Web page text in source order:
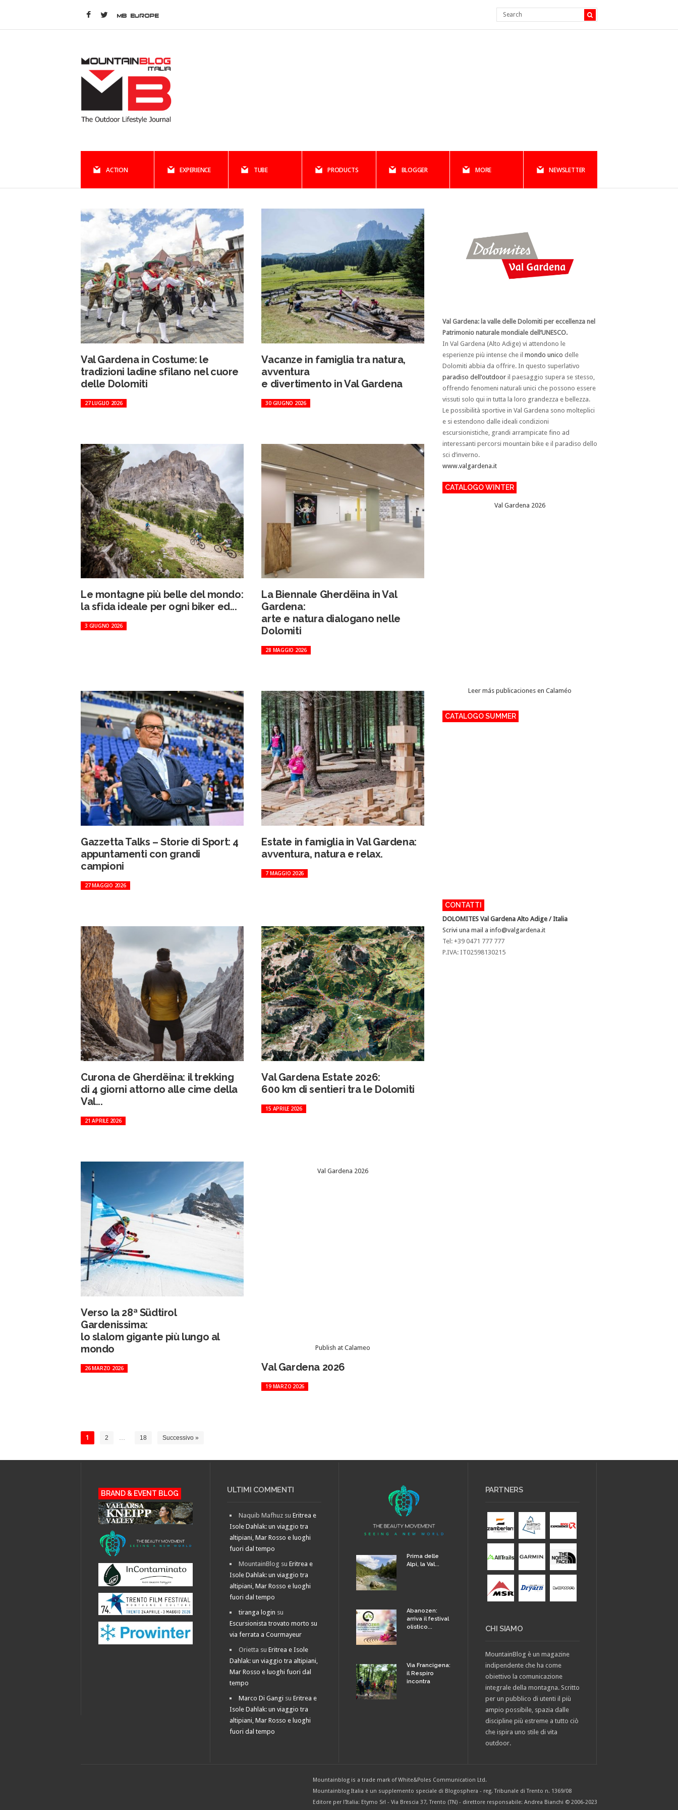
MB EUROPE
ACTION EXPERIENCE TUBE PRODUCTS BLOGGER MORE NEWSLETTER
Val Gardena in Costume: le
tradizioni ladine sfilano nel cuore
delle Dolomiti
27 LUGLIO 2026
Vacanze in famiglia tra natura,
avventura
e divertimento in Val Gardena
30 GIUGNO 2026
Le montagne più belle del mondo:
la sfida ideale per ogni biker ed...
3 GIUGNO 2026
La Biennale Gherdëina in Val
Gardena:
arte e natura dialogano nelle
Dolomiti
28 MAGGIO 2026
Gazzetta Talks – Storie di Sport: 4
appuntamenti con grandi
campioni
27 MAGGIO 2026
Estate in famiglia in Val Gardena:
avventura, natura e relax.
7 MAGGIO 2026
Curona de Gherdëina: il trekking
di 4 giorni attorno alle cime della
Val...
21 APRILE 2026
Val Gardena Estate 2026:
600 km di sentieri tra le Dolomiti
15 APRILE 2026
Verso la 28ª Südtirol
Gardenissima:
lo slalom gigante più lungo al
mondo
26 MARZO 2026
Val Gardena 2026
Publish at Calameo
Val Gardena 2026
19 MARZO 2026
1 2 … 18 Successivo »
Val Gardena: la valle delle Dolomiti per eccellenza nel
Patrimonio naturale mondiale dell’UNESCO.
In Val Gardena (Alto Adige) vi attendono le
esperienze più intense che il mondo unico delle
Dolomiti abbia da offrire. In questo superlativo
paradiso dell’outdooril paesaggio supera se stesso,
offrendo fenomeni naturali unici che possono essere
vissuti solo qui in tutta la loro grandezza e bellezza.
Le possibilità sportive in Val Gardena sono molteplici
e si estendono dalle ideali condizioni
escursionistiche, grandi arrampicate fino ad
interessanti percorsi mountain bike e il paradiso dello
sci d’inverno.
www.valgardena.it
CATALOGO WINTER
Val Gardena 2026
Leer más publicaciones en Calaméo
CATALOGO SUMMER
CONTATTI
DOLOMITES Val Gardena Alto Adige / Italia
Scrivi una mail a info@valgardena.it
Tel: +39 0471 777 777
P.IVA: IT02598130215
BRAND & EVENT BLOG ULTIMI COMMENTI
Naquib Mafhuz suEritrea e
Isole Dahlak: un viaggio tra
altipiani, Mar Rosso e luoghi
fuori dal tempo
MountainBlog suEritrea e
Isole Dahlak: un viaggio tra
altipiani, Mar Rosso e luoghi
fuori dal tempo
tiranga login su
Escursionista trovato morto su
via ferrata a Courmayeur
Orietta suEritrea e Isole
Dahlak: un viaggio tra altipiani,
Mar Rosso e luoghi fuori dal
tempo
Marco Di Gangi suEritrea e
Isole Dahlak: un viaggio tra
altipiani, Mar Rosso e luoghi
fuori dal tempo
Prima delle
Alpi, la Val...
Abanozen:
arriva il festival
olistico...
Via Francigena:
il Respiro
incontra
PARTNERS
CHI SIAMO
MountainBlog è un magazine
indipendente che ha come
obiettivo la comunicazione
integrale della montagna. Scritto
per un pubblico di utenti il più
ampio possibile, spazia dalle
discipline più estreme a tutto ciò
che ispira uno stile di vita
outdoor.
Mountainblog is a trade mark of White&Poles Communication Ltd.
Mountainblog Italia è un supplemento speciale di Blogosphera - reg. Tribunale di Trento n. 1369/08
Editore per l'Italia: Etymo Srl - Via Brescia 37, Trento (TN) - direttore responsabile: Andrea Bianchi © 2006-2023